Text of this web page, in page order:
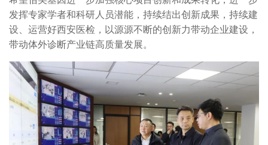
发挥专家学者和科研人员潜能，持续结出创新成果，持续建
设、运营好西安医检，以源源不断的创新力带动企业建设，
带动体外诊断产业链高质量发展。